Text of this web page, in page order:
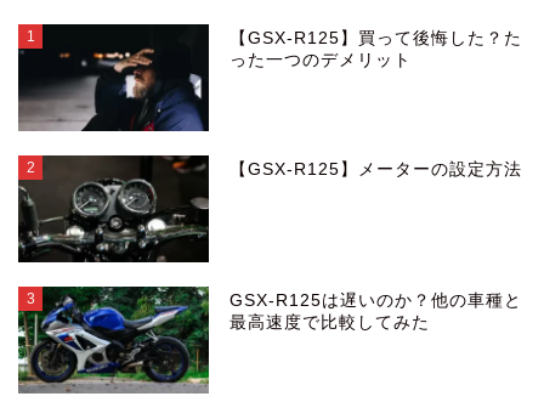
1
【GSX-R125】買って後悔した？た
った一つのデメリット
2 【GSX-R125】メーターの設定方法
3
GSX-R125は遅いのか？他の車種と
最高速度で比較してみた